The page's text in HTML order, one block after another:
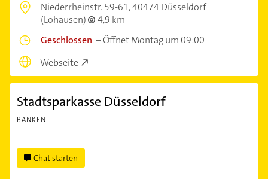
Niederrheinstr. 59-61,40474 Düsseldorf
(Lohausen)
4,9 km
Geschlossen –Öffnet Montag um 09:00
Webseite
Stadtsparkasse Düsseldorf
BANKEN
Chat starten